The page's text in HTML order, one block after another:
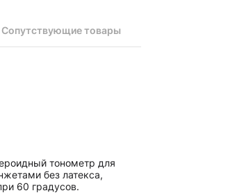
Пульсоксиметры ri-fox N
Сопутствующие товары
тонометр для
без латекса,
60 градусов.